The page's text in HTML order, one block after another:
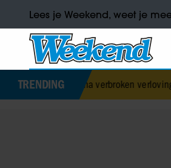
Lees je Weekend, weet je
TRENDING
na verbroken verloving•Voormalig